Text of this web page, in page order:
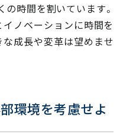
時間を割いています。
ノベーションに時間を
な成長や変革は望めませ
環境を考慮せよ